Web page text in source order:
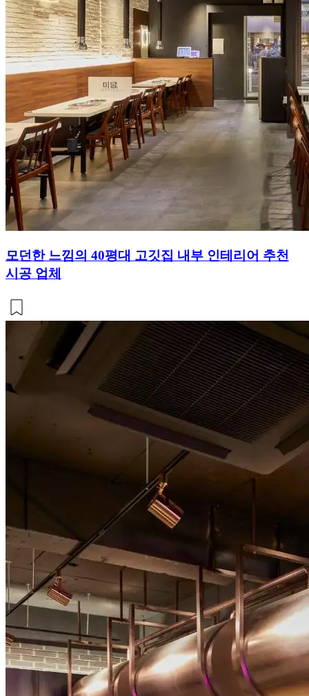
모던한 느낌의 40평대 고깃집 내부 인테리어 추천
시공 업체